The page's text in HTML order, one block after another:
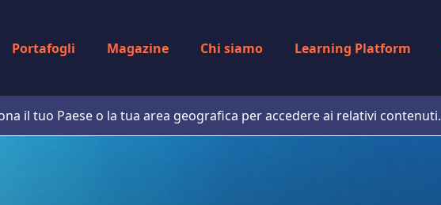
Portafogli Magazine Chi siamo Learning Platform
il tuo Paese o la tua area geografica per accedere ai relativi contenuti.